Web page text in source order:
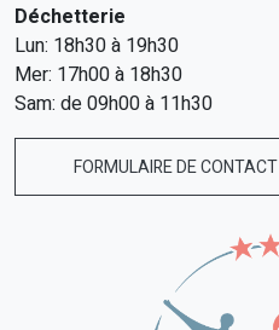
Déchetterie
Lun: 18h30 à 19h30
Mer: 17h00 à 18h30
Sam: de 09h00 à 11h30
FORMULAIRE DE CONTACT